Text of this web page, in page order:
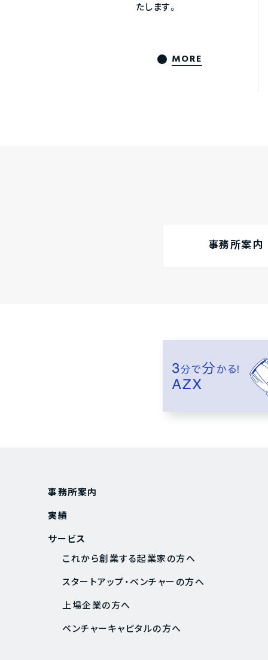
たします。
MORE
事務所案内
事務所案内
実績
サービス
これから創業する起業家の方へ
スタートアップ・ベンチャーの方へ
上場企業の方へ
ベンチャーキャピタルの方へ